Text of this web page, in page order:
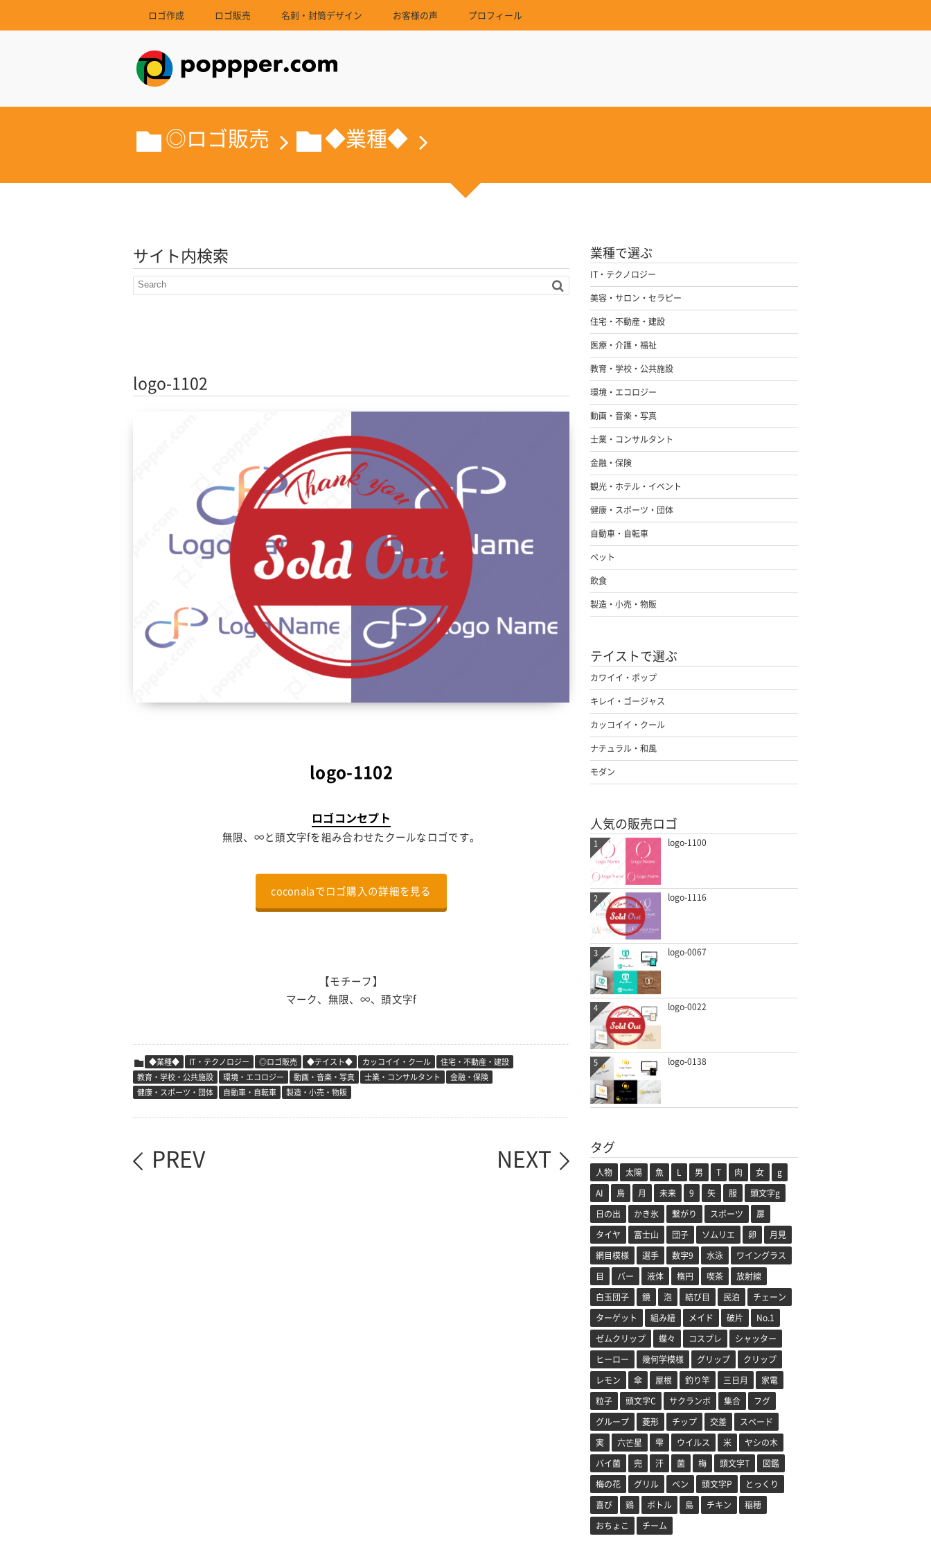
ロゴ作成 ロゴ販売 名刺・封筒デザイン お客様の声 プロフィール
◎ロゴ販売 ◆業種◆
サイト内検索
logo-1102
logo-1102
ロゴコンセプト
無限、∞と頭文字fを組み合わせたクールなロゴです。
coconalaでロゴ購入の詳細を見る
【モチーフ】
マーク、無限、∞、頭文字f
◆業種◆ IT・テクノロジー ◎ロゴ販売 ◆テイスト◆ カッコイイ・クール
住宅・不動産・建設
教育・学校・公共施設
環境・エコロジー 動画・音楽・写真 士業・コンサルタント
金融・保険
健康・スポーツ・団体
自動車・自転車 製造・小売・物販
PREV NEXT
業種で選ぶ
IT・テクノロジー
美容・サロン・セラピー
住宅・不動産・建設
医療・介護・福祉
教育・学校・公共施設
環境・エコロジー
動画・音楽・写真
士業・コンサルタント
金融・保険
観光・ホテル・イベント
健康・スポーツ・団体
自動車・自転車
ペット
飲食
製造・小売・物販
テイストで選ぶ
カワイイ・ポップ
キレイ・ゴージャス
カッコイイ・クール
ナチュラル・和風
モダン
人気の販売ロゴ
logo-1100
1
logo-1116
2
logo-0067
3
logo-0022
4
logo-0138
5
タグ
人物 太陽 魚 L 男 T 肉 女
g
AI
鳥 月 未来 9 矢 服
頭文字g
日の出
かき氷 繋がり スポーツ
扉
タイヤ
富士山 団子 ソムリエ 卵
月見
網目模様
選手 数字9 水泳
ワイングラス
目
バー 液体 楕円 喫茶
放射線
白玉団子
鏡 泡 結び目 民泊
チェーン
ターゲット
組み紐 メイド 破片
No.1
ゼムクリップ
蝶々 コスプレ
シャッター
ヒーロー
幾何学模様 グリップ
クリップ
レモン
傘 屋根 釣り竿 三日月
家電
粒子
頭文字C サクランボ 集合
フグ
グループ
菱形 チップ 交差
スペード
実
六芒星 雫 ウイルス 米
ヤシの木
バイ菌
兜 汗 菌 梅 頭文字T
図鑑
梅の花
グリル ペン 頭文字P
とっくり
喜び
鶏 ボトル 島 チキン
稲穂
おちょこ
チーム